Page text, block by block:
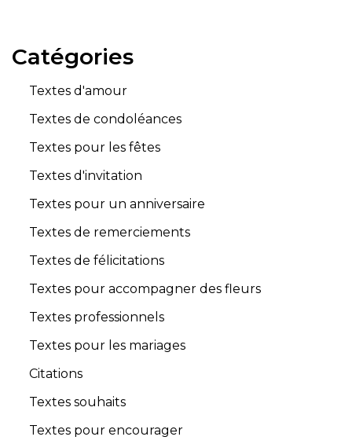
Catégories
Textes d'amour
Textes de condoléances
Textes pour les fêtes
Textes d'invitation
Textes pour un anniversaire
Textes de remerciements
Textes de félicitations
Textes pour accompagner des fleurs
Textes professionnels
Textes pour les mariages
Citations
Textes souhaits
Textes pour encourager